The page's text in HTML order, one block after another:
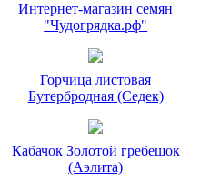
Интернет-магазин семян
"Чудогрядка.рф"
Горчица листовая
Бутербродная (Седек)
Кабачок Золотой гребешок
(Аэлита)